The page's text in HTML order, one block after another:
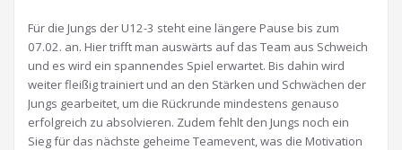
Für die Jungs der U12-3 steht eine längere Pause bis zum
07.02. an. Hier trifft man auswärts auf das Team aus Schweich
und es wird ein spannendes Spiel erwartet. Bis dahin wird
weiter fleißig trainiert und an den Stärken und Schwächen der
Jungs gearbeitet, um die Rückrunde mindestens genauso
erfolgreich zu absolvieren. Zudem fehlt den Jungs noch ein
Sieg für das nächste geheime Teamevent, was die Motivation